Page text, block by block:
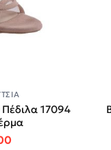
17094
price was: €89.00.
Η τρέχουσα τιμή